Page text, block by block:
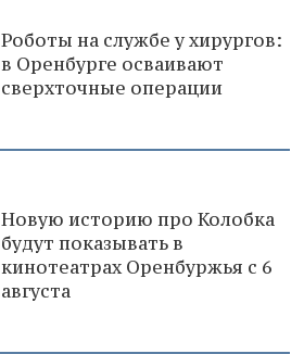
Роботы на службе у хирургов:
в Оренбурге осваивают
сверхточные операции
Новую историю про Колобка
будут показывать в
кинотеатрах Оренбуржья с 6
августа